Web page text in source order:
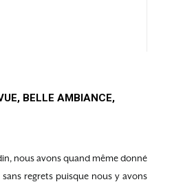
BELLE AMBIANCE,
nous avons quand même donné
sans regrets puisque nous y avons